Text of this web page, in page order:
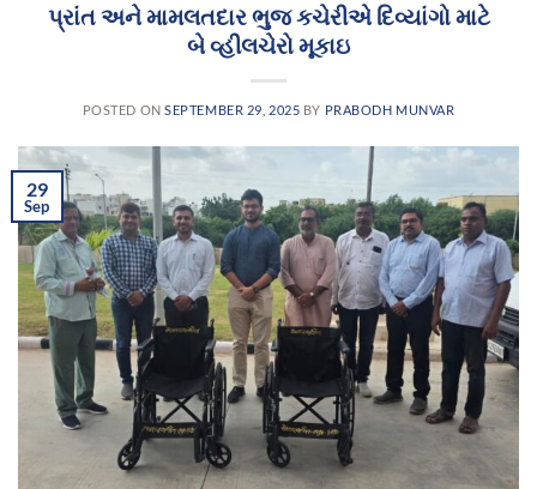
પ્રાંત અને મામલતદાર ભુજ કચેરીએ દિવ્યાંગો માટે
બે વ્હીલચેરો મૂકાઇ
POSTED ONSEPTEMBER 29, 2025 BY PRABODH MUNVAR
29
Sep